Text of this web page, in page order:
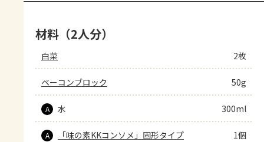
材料（2人分）
白菜 2枚
ベーコンブロック 50g
A 水 300ml
A 「味の素KKコンソメ」固形タイプ 1個